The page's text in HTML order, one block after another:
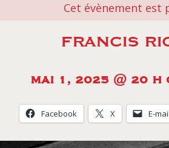
Cet évènement est
FRANCIS
MAI 1, 2025 @ 20 H
Facebook X E-mail